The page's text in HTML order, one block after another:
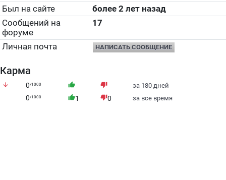
Был на сайте
более 2 лет назад
Сообщений на
форуме
17
Личная почта НАПИСАТЬ СООБЩЕНИЕ
Карма
arrow_downward 0/1000 thumb_up thumb_down за 180 дней
0/1000 thumb_up1 thumb_down0 за все время